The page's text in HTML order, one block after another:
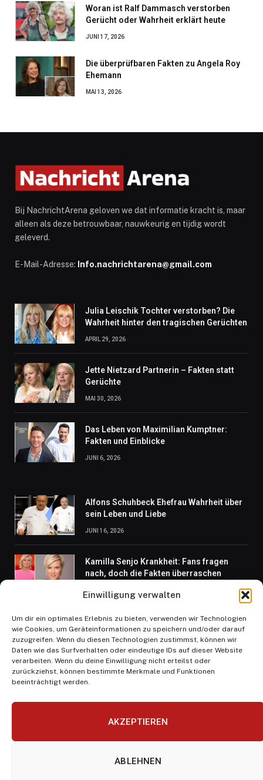
Einwilligung verwalten
Um dir ein optimales Erlebnis zu bieten, verwenden wir Technologien
wie Cookies, um Geräteinformationen zu speichern und/oder darauf
zuzugreifen. Wenn du diesen Technologien zustimmst, können wir
Daten wie das Surfverhalten oder eindeutige IDs auf dieser Website
verarbeiten. Wenn du deine Einwilligung nicht erteilst oder
zurückziehst, können bestimmte Merkmale und Funktionen
beeinträchtigt werden.
AKZEPTIEREN
ABLEHNEN
Woran ist Ralf Dammasch verstorben
Gerücht oder Wahrheit erklärt heute
JUNI 17, 2026
Die überprüfbaren Fakten zu Angela Roy
Ehemann
MAI 13, 2026
Bij NachrichtArena geloven we dat informatie kracht is, maar
alleen als deze betrouwbaar, nauwkeurig en tijdig wordt
geleverd.
E-Mail-Adresse: Info.nachrichtarena@gmail.com
Julia Leischik Tochter verstorben? Die
Wahrheit hinter den tragischen Gerüchten
APRIL 29, 2026
Jette Nietzard Partnerin – Fakten statt
Gerüchte
MAI 30, 2026
Das Leben von Maximilian Kumptner:
Fakten und Einblicke
JUNI 6, 2026
Alfons Schuhbeck Ehefrau Wahrheit über
sein Leben und Liebe
JUNI 16, 2026
Kamilla Senjo Krankheit: Fans fragen
nach, doch die Fakten überraschen
Warum Abonnenten der Schlüssel zur
YouTube Monetarisierung sind
AUGUST 6, 2026
(Twitter)
KONTAKTIERE UNS